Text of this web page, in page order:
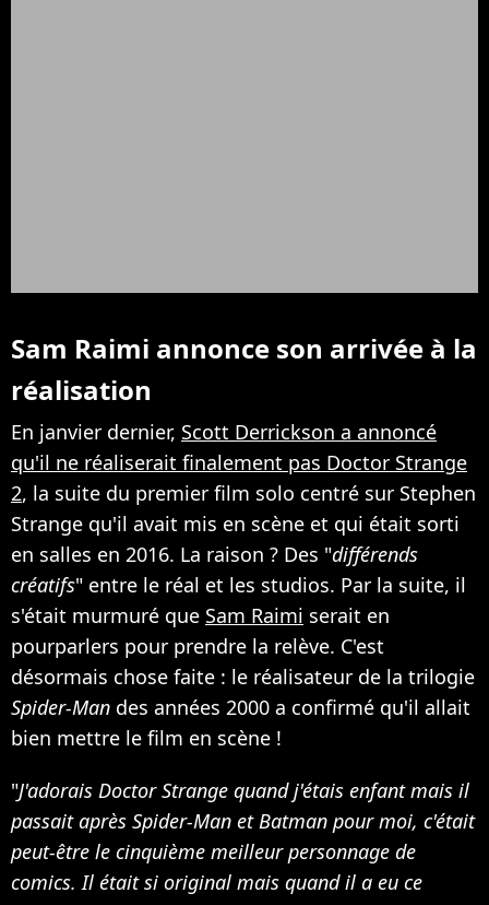
Sam Raimi annonce son arrivée à la
réalisation
En janvier dernier, Scott Derrickson a annoncé
qu'il ne réaliserait finalement pas Doctor Strange
2, la suite du premier film solo centré sur Stephen
Strange qu'il avait mis en scène et qui était sorti
en salles en 2016. La raison ? Des "différends
créatifs" entre le réal et les studios. Par la suite, il
s'était murmuré que Sam Raimi serait en
pourparlers pour prendre la relève. C'est
désormais chose faite : le réalisateur de la trilogie
Spider-Man des années 2000 a confirmé qu'il allait
bien mettre le film en scène !
"J'adorais Doctor Strange quand j'étais enfant mais il
passait après Spider-Man et Batman pour moi, c'était
peut-être le cinquième meilleur personnage de
comics. Il était si original mais quand il a eu ce